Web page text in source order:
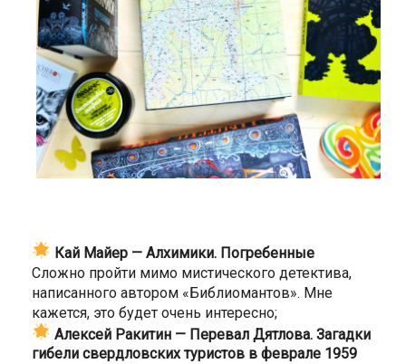
Кай Майер — Алхимики. Погребенные
Сложно пройти мимо мистического детектива,
написанного автором «Библиомантов». Мне
кажется, это будет очень интересно;
Алексей Ракитин — Перевал Дятлова. Загадки
гибели свердловских туристов в феврале 1959